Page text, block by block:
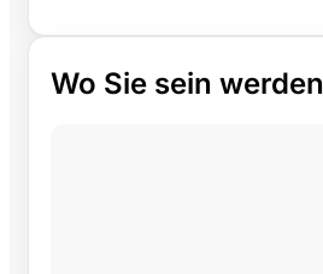
Wo Sie sein werden